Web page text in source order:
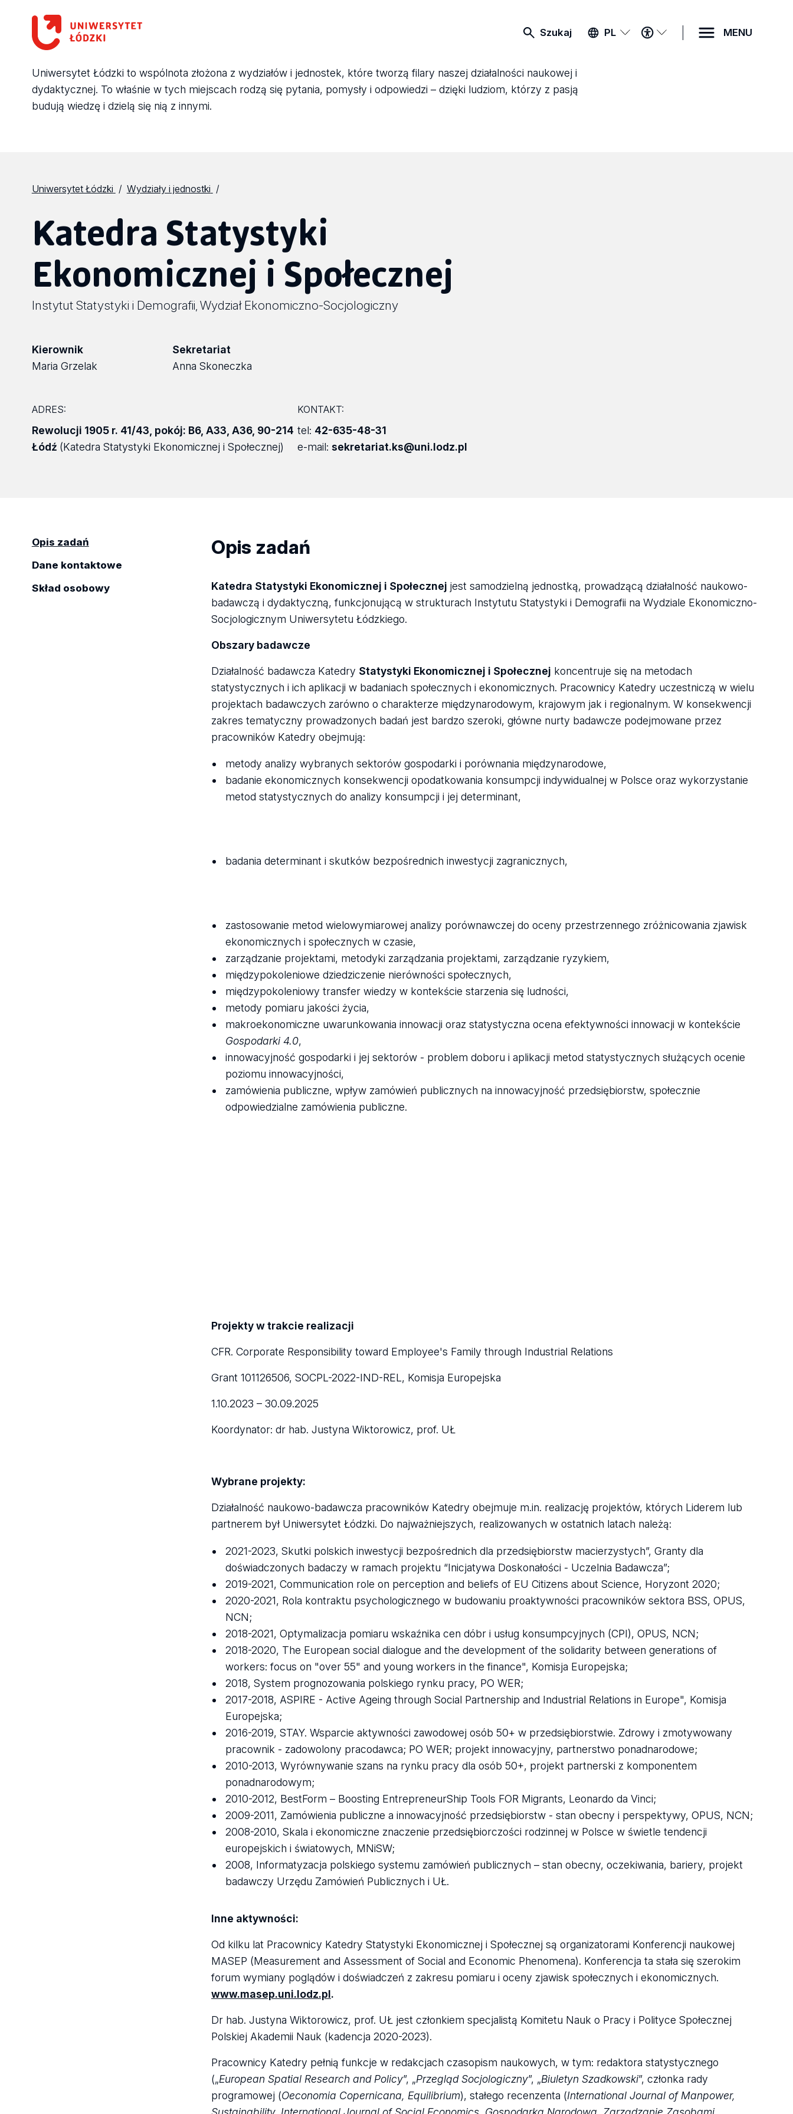
Szukaj PL
MENU
DOSTĘPNOŚCI
MENU
Uniwersytet Łódzki to wspólnota złożona z wydziałów i jednostek, które tworzą filary naszej działalności naukowej i
dydaktycznej. To właśnie w tych miejscach rodzą się pytania, pomysły i odpowiedzi – dzięki ludziom, którzy z pasją
budują wiedzę i dzielą się nią z innymi.
Uniwersytet Łódzki Wydziały i jednostki
Katedra Statystyki
Ekonomicznej i Społecznej
Instytut Statystyki i Demografii Wydział Ekonomiczno-Socjologiczny
Kierownik
Maria Grzelak
Sekretariat
Anna Skoneczka
ADRES:
Rewolucji 1905 r. 41/43 pokój: B6, A33, A36, 90-214
Łódź (Katedra Statystyki Ekonomicznej i Społecznej)
KONTAKT:
tel: 42-635-48-31
e-mail: sekretariat.ks@uni.lodz.pl
Opis zadań
Dane kontaktowe
Skład osobowy
Opis zadań
Katedra Statystyki Ekonomicznej i Społecznej jest samodzielną jednostką, prowadzącą działalność naukowo-
badawczą i dydaktyczną, funkcjonującą w strukturach Instytutu Statystyki i Demografii na Wydziale Ekonomiczno-
Socjologicznym Uniwersytetu Łódzkiego.
Obszary badawcze
Działalność badawcza Katedry Statystyki Ekonomicznej i Społecznej koncentruje się na metodach
statystycznych i ich aplikacji w badaniach społecznych i ekonomicznych. Pracownicy Katedry uczestniczą w wielu
projektach badawczych zarówno o charakterze międzynarodowym, krajowym jak i regionalnym. W konsekwencji
zakres tematyczny prowadzonych badań jest bardzo szeroki, główne nurty badawcze podejmowane przez
pracowników Katedry obejmują:
metody analizy wybranych sektorów gospodarki i porównania międzynarodowe,
badanie ekonomicznych konsekwencji opodatkowania konsumpcji indywidualnej w Polsce oraz wykorzystanie
metod statystycznych do analizy konsumpcji i jej determinant,
badania determinant i skutków bezpośrednich inwestycji zagranicznych,
zastosowanie metod wielowymiarowej analizy porównawczej do oceny przestrzennego zróżnicowania zjawisk
ekonomicznych i społecznych w czasie,
zarządzanie projektami, metodyki zarządzania projektami, zarządzanie ryzykiem,
międzypokoleniowe dziedziczenie nierówności społecznych,
międzypokoleniowy transfer wiedzy w kontekście starzenia się ludności,
metody pomiaru jakości życia,
makroekonomiczne uwarunkowania innowacji oraz statystyczna ocena efektywności innowacji w kontekście
Gospodarki 4.0,
innowacyjność gospodarki i jej sektorów - problem doboru i aplikacji metod statystycznych służących ocenie
poziomu innowacyjności,
zamówienia publiczne, wpływ zamówień publicznych na innowacyjność przedsiębiorstw, społecznie
odpowiedzialne zamówienia publiczne.
Projekty w trakcie realizacji
CFR. Corporate Responsibility toward Employee's Family through Industrial Relations
Grant 101126506, SOCPL-2022-IND-REL, Komisja Europejska
1.10.2023 – 30.09.2025
Koordynator: dr hab. Justyna Wiktorowicz, prof. UŁ
Wybrane projekty:
Działalność naukowo-badawcza pracowników Katedry obejmuje m.in. realizację projektów, których Liderem lub
partnerem był Uniwersytet Łódzki. Do najważniejszych, realizowanych w ostatnich latach należą:
2021-2023, Skutki polskich inwestycji bezpośrednich dla przedsiębiorstw macierzystych”, Granty dla
doświadczonych badaczy w ramach projektu “Inicjatywa Doskonałości - Uczelnia Badawcza”;
2019-2021, Communication role on perception and beliefs of EU Citizens about Science, Horyzont 2020;
2020-2021, Rola kontraktu psychologicznego w budowaniu proaktywności pracowników sektora BSS, OPUS,
NCN;
2018-2021, Optymalizacja pomiaru wskaźnika cen dóbr i usług konsumpcyjnych (CPI), OPUS, NCN;
2018-2020, The European social dialogue and the development of the solidarity between generations of
workers: focus on "over 55" and young workers in the finance", Komisja Europejska;
2018, System prognozowania polskiego rynku pracy, PO WER;
2017-2018, ASPIRE - Active Ageing through Social Partnership and Industrial Relations in Europe", Komisja
Europejska;
2016-2019, STAY. Wsparcie aktywności zawodowej osób 50+ w przedsiębiorstwie. Zdrowy i zmotywowany
pracownik - zadowolony pracodawca; PO WER; projekt innowacyjny, partnerstwo ponadnarodowe;
2010-2013, Wyrównywanie szans na rynku pracy dla osób 50+, projekt partnerski z komponentem
ponadnarodowym;
2010-2012, BestForm – Boosting EntrepreneurShip Tools FOR Migrants, Leonardo da Vinci;
2009-2011, Zamówienia publiczne a innowacyjność przedsiębiorstw - stan obecny i perspektywy, OPUS, NCN;
2008-2010, Skala i ekonomiczne znaczenie przedsiębiorczości rodzinnej w Polsce w świetle tendencji
europejskich i światowych, MNiSW;
2008, Informatyzacja polskiego systemu zamówień publicznych – stan obecny, oczekiwania, bariery, projekt
badawczy Urzędu Zamówień Publicznych i UŁ.
Inne aktywności:
Od kilku lat Pracownicy Katedry Statystyki Ekonomicznej i Społecznej są organizatorami Konferencji naukowej
MASEP (Measurement and Assessment of Social and Economic Phenomena). Konferencja ta stała się szerokim
forum wymiany poglądów i doświadczeń z zakresu pomiaru i oceny zjawisk społecznych i ekonomicznych.
www.masep.uni.lodz.pl.
Dr hab. Justyna Wiktorowicz, prof. UŁ jest członkiem specjalistą Komitetu Nauk o Pracy i Polityce Społecznej
Polskiej Akademii Nauk (kadencja 2020-2023).
Pracownicy Katedry pełnią funkcje w redakcjach czasopism naukowych, w tym: redaktora statystycznego
(„European Spatial Research and Policy”, „Przegląd Socjologiczny”, „Biuletyn Szadkowski”, członka rady
programowej (Oeconomia Copernicana, Equilibrium), stałego recenzenta (International Journal of Manpower,